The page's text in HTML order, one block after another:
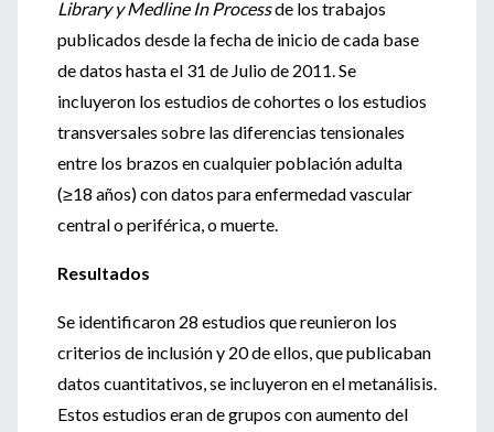
Library y Medline In Processde los trabajos
publicados desde la fecha de inicio de cada base
de datos hasta el 31 de Julio de 2011. Se
incluyeron los estudios de cohortes o los estudios
transversales sobre las diferencias tensionales
entre los brazos en cualquier población adulta
(≥18 años) con datos para enfermedad vascular
central o periférica, o muerte.
Resultados
Se identificaron 28 estudios que reunieron los
criterios de inclusión y 20 de ellos, que publicaban
datos cuantitativos, se incluyeron en el metanálisis.
Estos estudios eran de grupos con aumento del